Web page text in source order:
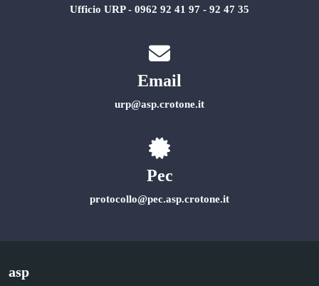
Ufficio URP - 0962 92 41 97 - 92 47 35
Email
urp@asp.crotone.it
Pec
protocollo@pec.asp.crotone.it
asp